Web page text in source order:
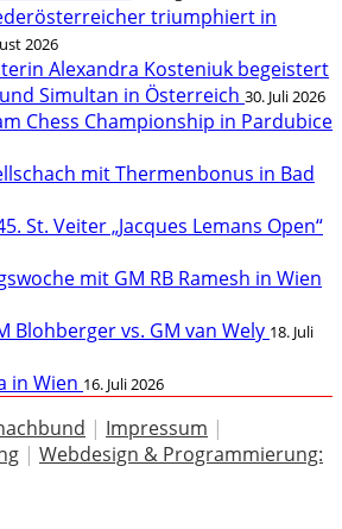
triumphiert in
2026
Alexandra Kosteniuk begeistert
Simultan in Österreich 30. Juli 2026
Chess Championship in Pardubice
mit Thermenbonus in Bad
St. Veiter „Jacques Lemans Open“
mit GM RB Ramesh in Wien
Blohberger vs. GM van Wely 18. Juli
in Wien 16. Juli 2026
| Impressum |
| Webdesign & Programmierung: